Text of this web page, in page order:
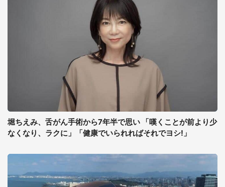
堀ちえみ、舌がん手術から7年半で思い 「嘆くことが前より少
なくなり、ラクに」「健康でいられればそれでヨシ!」